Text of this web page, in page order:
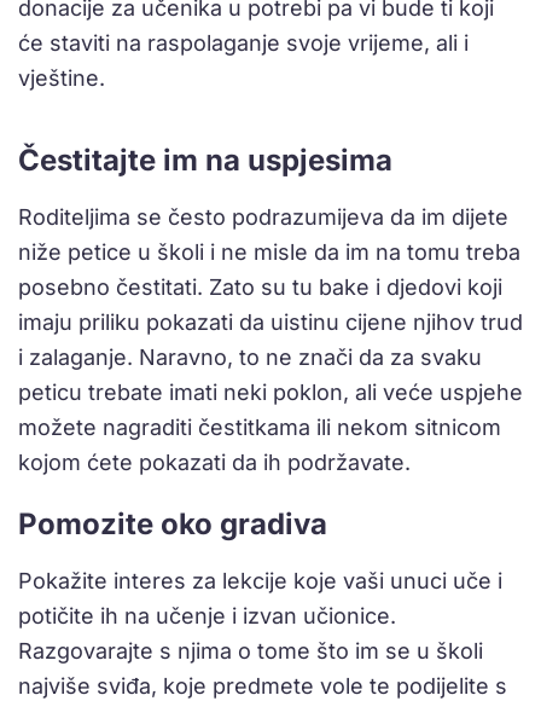
donacije za učenika u potrebi pa vi bude ti koji
će staviti na raspolaganje svoje vrijeme, ali i
vještine.
Čestitajte im na uspjesima
Roditeljima se često podrazumijeva da im dijete
niže petice u školi i ne misle da im na tomu treba
posebno čestitati. Zato su tu bake i djedovi koji
imaju priliku pokazati da uistinu cijene njihov trud
i zalaganje. Naravno, to ne znači da za svaku
peticu trebate imati neki poklon, ali veće uspjehe
možete nagraditi čestitkama ili nekom sitnicom
kojom ćete pokazati da ih podržavate.
Pomozite oko gradiva
Pokažite interes za lekcije koje vaši unuci uče i
potičite ih na učenje i izvan učionice.
Razgovarajte s njima o tome što im se u školi
najviše sviđa, koje predmete vole te podijelite s